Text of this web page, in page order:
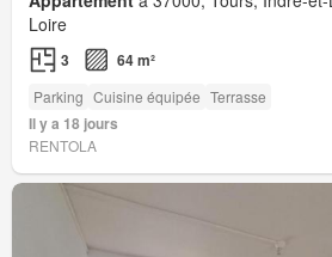
Loire
3 64 m²
Parking Cuisine équipée Terrasse
Il y a 18 jours
RENTOLA